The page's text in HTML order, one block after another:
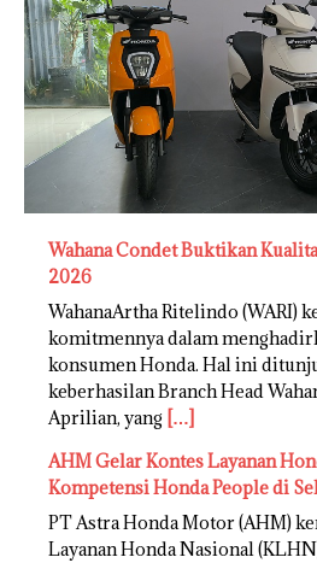
Wahana Condet Buktikan
2026
WahanaArtha Ritelindo (WARI)
komitmennya dalam
konsumen Honda. Hal ini
keberhasilan Branch Head
Aprilian, yang […]
AHM Gelar Kontes Layanan
Kompetensi Honda People di
PT Astra Honda Motor (AHM)
Layanan Honda Nasional